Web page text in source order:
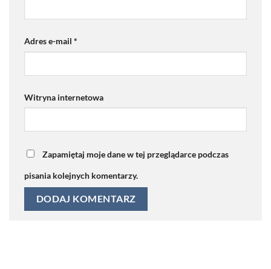
Adres e-mail *
Witryna internetowa
Zapamiętaj moje dane w tej przeglądarce podczas
pisania kolejnych komentarzy.